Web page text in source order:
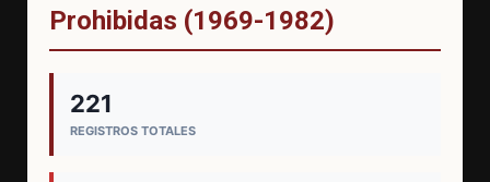
Prohibidas (1969-1982)
221
REGISTROS TOTALES